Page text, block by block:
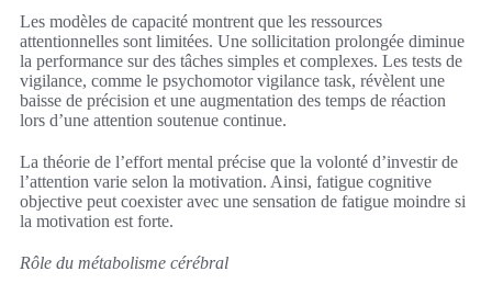
Les modèles de capacité montrent que les ressources
attentionnelles sont limitées. Une sollicitation prolongée diminue
la performance sur des tâches simples et complexes. Les tests de
vigilance, comme le psychomotor vigilance task, révèlent une
baisse de précision et une augmentation des temps de réaction
lors d’une attention soutenue continue.
La théorie de l’effort mental précise que la volonté d’investir de
l’attention varie selon la motivation. Ainsi, fatigue cognitive
objective peut coexister avec une sensation de fatigue moindre si
la motivation est forte.
Rôle du métabolisme cérébral